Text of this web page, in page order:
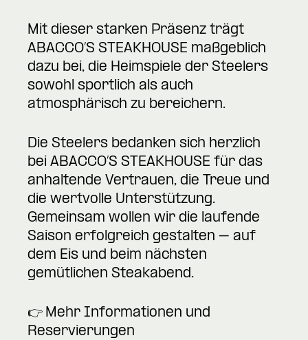
Mit dieser starken Präsenz trägt
ABACCO’S STEAKHOUSE maßgeblich
dazu bei, die Heimspiele der Steelers
sowohl sportlich als auch
atmosphärisch zu bereichern.
Die Steelers bedanken sich herzlich
bei ABACCO’S STEAKHOUSE für das
anhaltende Vertrauen, die Treue und
die wertvolle Unterstützung.
Gemeinsam wollen wir die laufende
Saison erfolgreich gestalten – auf
dem Eis und beim nächsten
gemütlichen Steakabend.
👉 Mehr Informationen und
Reservierungen